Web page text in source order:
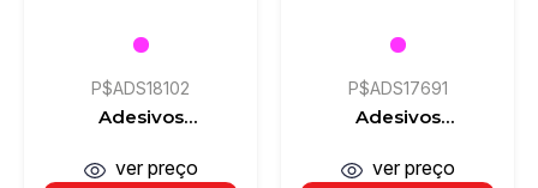
P$ADS18102
Adesivos
ver preço
P$ADS17691
Adesivos
ver preço